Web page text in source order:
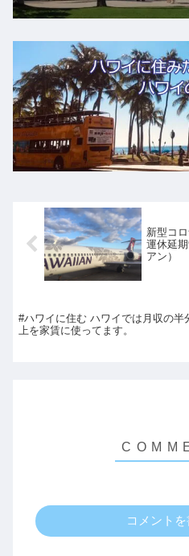
新型コ
運休延
アン）
#ハワイに住む ハワイでは月収の半
上を家賃に使ってます。
コメント